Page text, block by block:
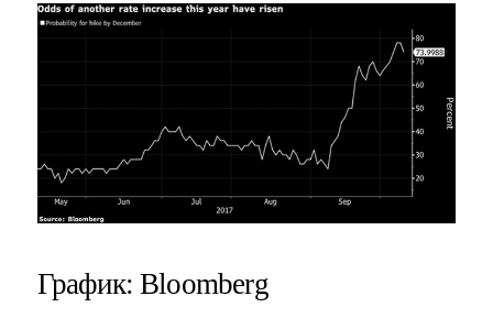
График: Bloomberg